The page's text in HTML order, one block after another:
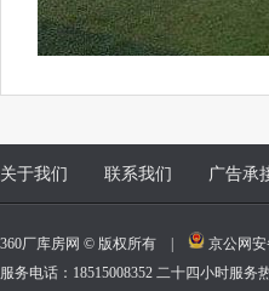
关于我们 联系我们 广告承
360厂库房网 © 版权所有 | 京公网安
服务电话：18515008352 二十四小时服务